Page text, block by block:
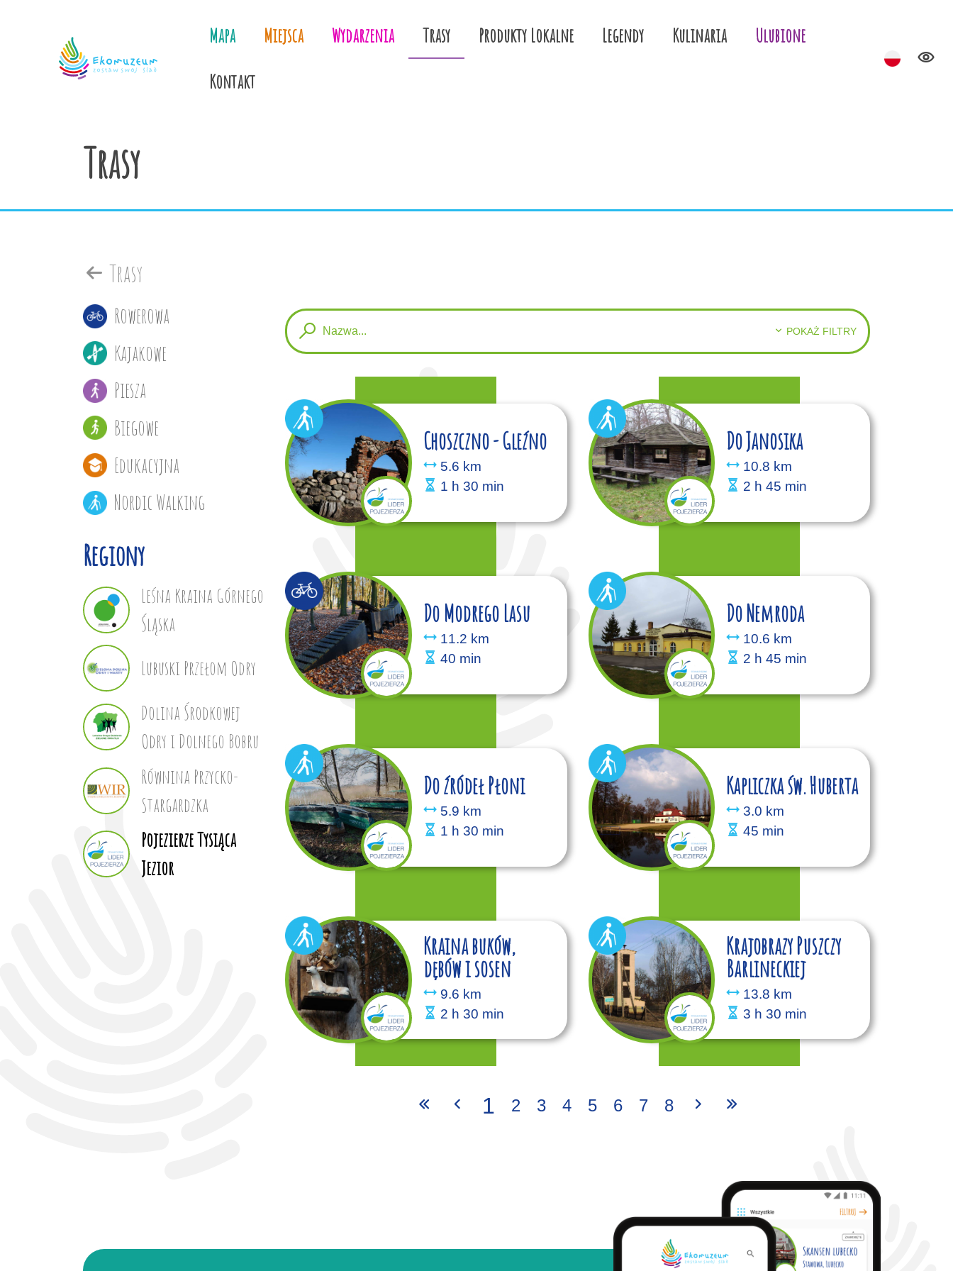
Mapa Miejsca Wydarzenia Trasy Produkty Lokalne Legendy Kulinaria
Ulubione
Kontakt
Trasy
Trasy
POKAŻ FILTRY
Choszczno - Gleźno
5.6 km
1 h 30 min
Do Janosika
10.8 km
2 h 45 min
Do Modrego Lasu
11.2 km
40 min
Do Nemroda
10.6 km
2 h 45 min
Do źródeł Płoni
5.9 km
1 h 30 min
Kapliczka św. Huberta
3.0 km
45 min
Kraina buków,
dębów i sosen
9.6 km
2 h 30 min
Krajobrazy Puszczy
Barlineckiej
13.8 km
3 h 30 min
1 2 3 4 5 6 7 8
Rowerowa
Kajakowe
Piesza
Biegowe
Edukacyjna
Nordic Walking
Regiony
Leśna Kraina Górnego
Śląska
Lubuski Przełom Odry
Dolina Środkowej
Odry i Dolnego Bobru
Równina Przycko-
Stargardzka
Pojezierze Tysiąca
Jezior